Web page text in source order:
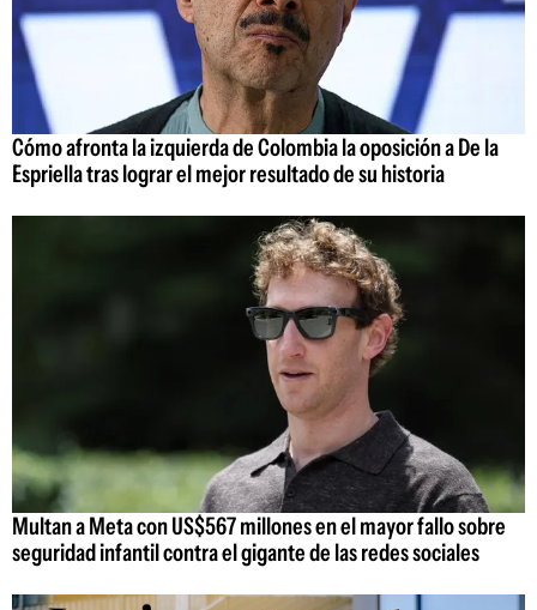
Cómo afronta la izquierda de Colombia la oposición a De la
Espriella tras lograr el mejor resultado de su historia
Multan a Meta con US$567 millones en el mayor fallo sobre
seguridad infantil contra el gigante de las redes sociales